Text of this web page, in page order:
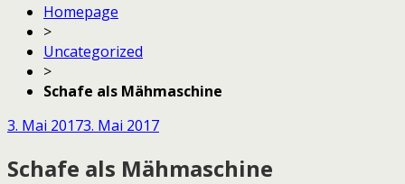
Homepage
>
Uncategorized
>
Schafe als Mähmaschine
3. Mai 20173. Mai 2017
Schafe als Mähmaschine